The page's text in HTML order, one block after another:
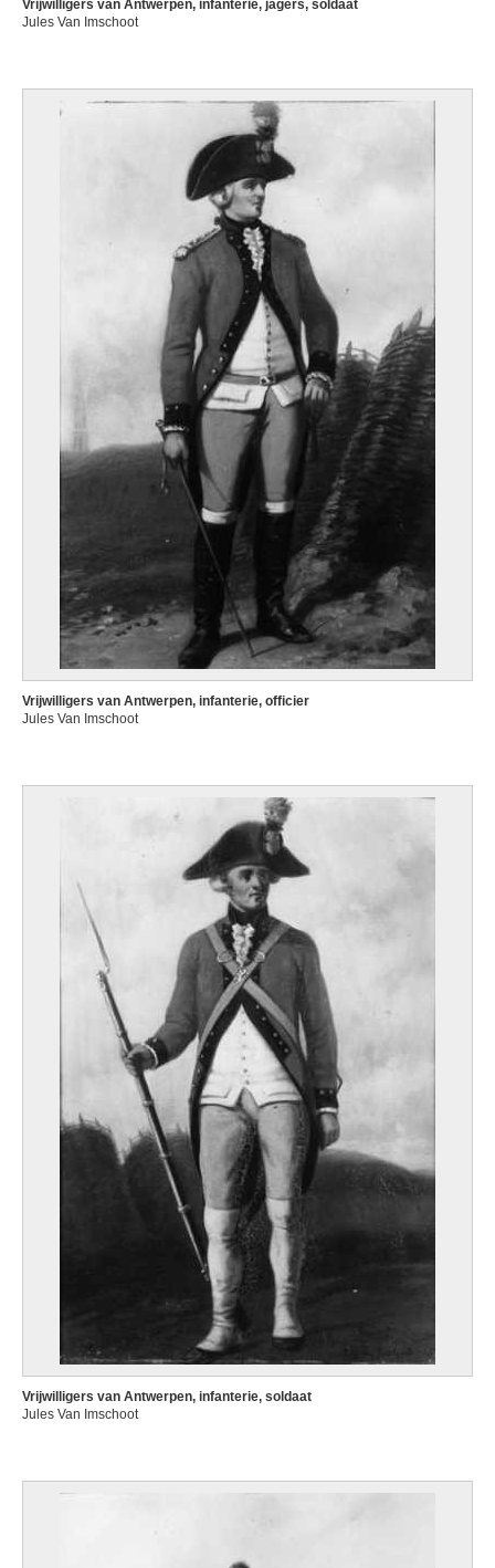
Vrijwilligers van Antwerpen, infanterie, jagers, soldaat
Jules Van Imschoot
Vrijwilligers van Antwerpen, infanterie, officier
Jules Van Imschoot
Vrijwilligers van Antwerpen, infanterie, soldaat
Jules Van Imschoot